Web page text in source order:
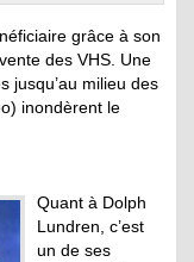
grâce à son
des VHS. Une
jusqu’au milieu des
inondèrent le
Quant à Dolph
Lundren, c’est
un de ses